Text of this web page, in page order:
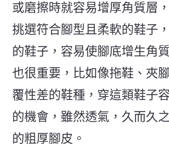
或磨擦時就容易增厚角質層
挑選符合腳型且柔軟的鞋子
的鞋子，容易使腳底增生角
也很重要，比如像拖鞋、夾
覆性差的鞋種，穿這類鞋子
的機會，雖然透氣，久而久
的粗厚腳皮。